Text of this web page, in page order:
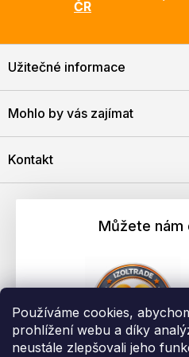
Používáme cookies,
prohlížení webu a díky
neustále zlepšovali jeho
ČR
Užitečné informace
Mohlo by vás zajímat
Kontakt
Můžete nám